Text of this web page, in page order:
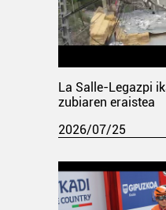
La Salle-Legazpi
zubiaren eraistea
2026/07/25